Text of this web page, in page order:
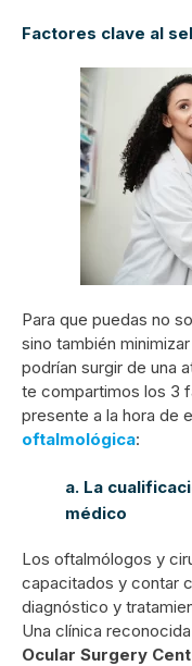
Factores clave al
Para que puedas no
sino también
podrían surgir de una
te compartimos los 3
presente a la hora de
oftalmológica:
a. La
médico
Los oftalmólogos y
capacitados y contar
diagnóstico y
Una clínica
Ocular Surgery